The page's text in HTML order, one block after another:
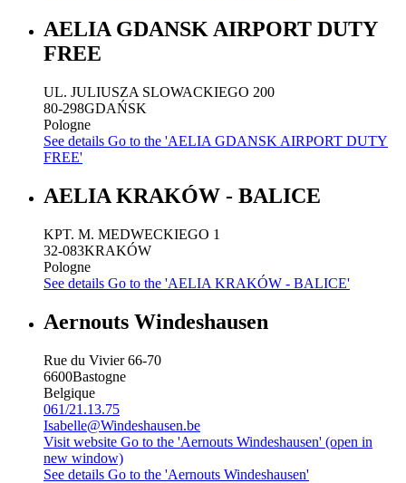
AELIA GDANSK AIRPORT DUTY
FREE
UL. JULIUSZA SLOWACKIEGO 200
80-298GDAŃSK
Pologne
See details Go to the 'AELIA GDANSK AIRPORT DUTY
FREE'
AELIA KRAKÓW - BALICE
KPT. M. MEDWECKIEGO 1
32-083KRAKÓW
Pologne
See details Go to the 'AELIA KRAKÓW - BALICE'
Aernouts Windeshausen
Rue du Vivier 66-70
6600Bastogne
Belgique
061/21.13.75
Isabelle@Windeshausen.be
Visit website Go to the 'Aernouts Windeshausen' (open in
new window)
See details Go to the 'Aernouts Windeshausen'